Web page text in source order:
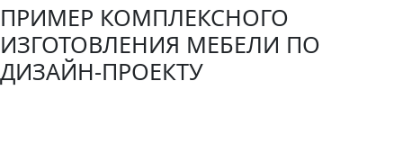
ПРИМЕР КОМПЛЕКСНОГО
ИЗГОТОВЛЕНИЯ МЕБЕЛИ ПО
ДИЗАЙН-ПРОЕКТУ